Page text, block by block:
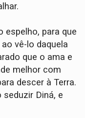
espelho, para que
vê-lo daquela
que o ama e
melhor com
descer à Terra.
seduzir Diná, e